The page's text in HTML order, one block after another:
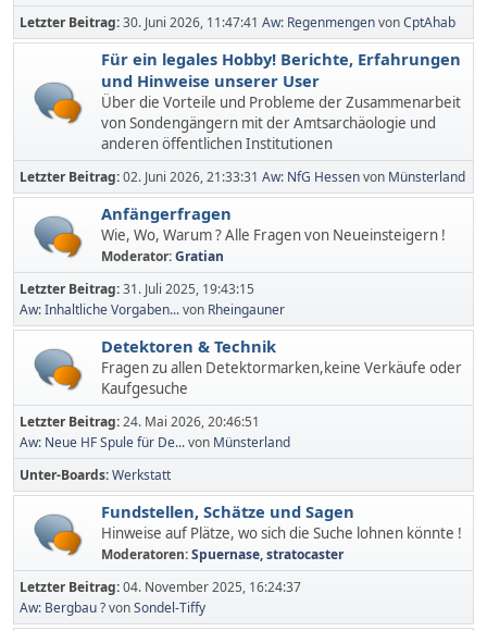
Letzter Beitrag:30. Juni 2026, 11:47:41 Aw: RegenmengenvonCptAhab
Für ein legales Hobby! Berichte, Erfahrungen
und Hinweise unserer User
Über die Vorteile und Probleme der Zusammenarbeit
von Sondengängern mit der Amtsarchäologie und
anderen öffentlichen Institutionen
Letzter Beitrag:02. Juni 2026, 21:33:31 Aw: NfG Hessenvon Münsterland
Anfängerfragen
Wie, Wo, Warum ? Alle Fragen von Neueinsteigern !
Moderator:Gratian
Letzter Beitrag:31. Juli 2025, 19:43:15
Aw: Inhaltliche Vorgaben...von Rheingauner
Detektoren & Technik
Fragen zu allen Detektormarken,keine Verkäufe oder
Kaufgesuche
Letzter Beitrag:24. Mai 2026, 20:46:51
Aw: Neue HF Spule für De...von Münsterland
Unter-Boards Werkstatt
Fundstellen, Schätze und Sagen
Hinweise auf Plätze, wo sich die Suche lohnen könnte !
Moderatoren:Spuernase,stratocaster
Letzter Beitrag:04. November 2025, 16:24:37
Aw: Bergbau ?vonSondel-Tiffy